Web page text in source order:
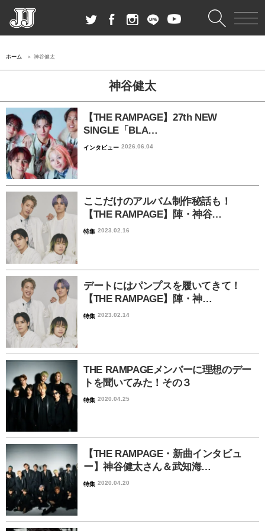
ホーム 神谷健太
神谷健太
【THE RAMPAGE】27th NEW
SINGLE「BLA…
インタビュー 2026.06.04
ここだけのアルバム制作秘話も！
【THE RAMPAGE】陣・神谷…
特集 2023.02.16
デートにはパンプスを履いてきて！
【THE RAMPAGE】陣・神…
特集 2023.02.14
THE RAMPAGEメンバーに理想のデー
トを聞いてみた！その３
特集 2020.04.25
【THE RAMPAGE・新曲インタビュ
ー】神谷健太さん＆武知海…
特集 2020.04.20